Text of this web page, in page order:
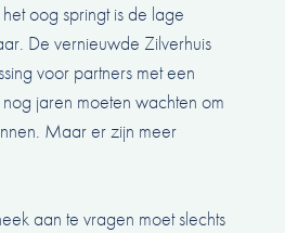
oog springt is de lage
De vernieuwde Zilverhuis
voor partners met een
jaren moeten wachten om
Maar er zijn meer
aan te vragen moet slechts